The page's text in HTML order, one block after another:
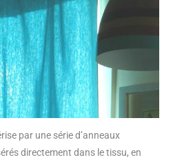
par une série d’anneaux
directement dans le tissu, en